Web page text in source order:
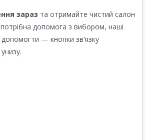
зараз та отримайте чистий салон
допомога з вибором, наші
— кнопки зв’язку